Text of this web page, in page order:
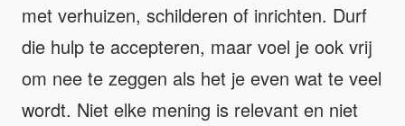
met verhuizen, schilderen of inrichten. Durf
die hulp te accepteren, maar voel je ook vrij
om nee te zeggen als het je even wat te veel
wordt. Niet elke mening is relevant en niet